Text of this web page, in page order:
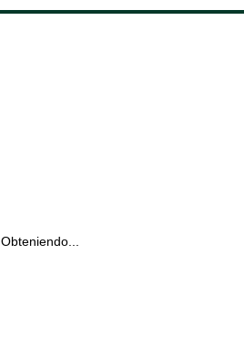
Obteniendo...